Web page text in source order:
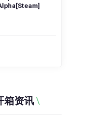
箱资讯